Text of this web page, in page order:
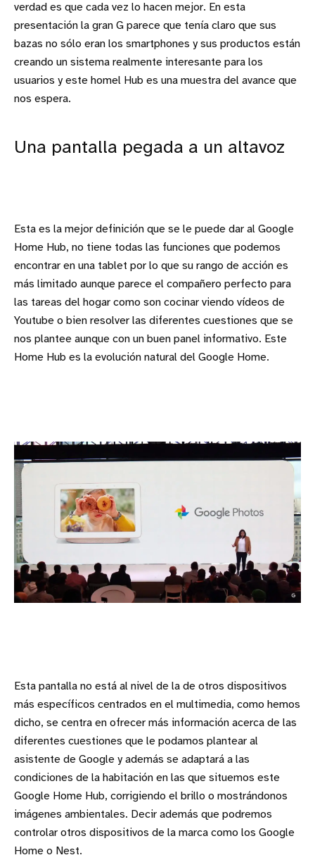
verdad es que cada vez lo hacen mejor. En esta
presentación la gran G parece que tenía claro que sus
bazas no sólo eran los smartphones y sus productos están
creando un sistema realmente interesante para los
usuarios y este homel Hub es una muestra del avance que
nos espera.
Una pantalla pegada a un altavoz
Esta es la mejor definición que se le puede dar al Google
Home Hub, no tiene todas las funciones que podemos
encontrar en una tablet por lo que su rango de acción es
más limitado aunque parece el compañero perfecto para
las tareas del hogar como son cocinar viendo vídeos de
Youtube o bien resolver las diferentes cuestiones que se
nos plantee aunque con un buen panel informativo. Este
Home Hub es la evolución natural del Google Home.
Esta pantalla no está al nivel de la de otros dispositivos
más específicos centrados en el multimedia, como hemos
dicho, se centra en ofrecer más información acerca de las
diferentes cuestiones que le podamos plantear al
asistente de Google y además se adaptará a las
condiciones de la habitación en las que situemos este
Google Home Hub, corrigiendo el brillo o mostrándonos
imágenes ambientales. Decir además que podremos
controlar otros dispositivos de la marca como los Google
Home o Nest.